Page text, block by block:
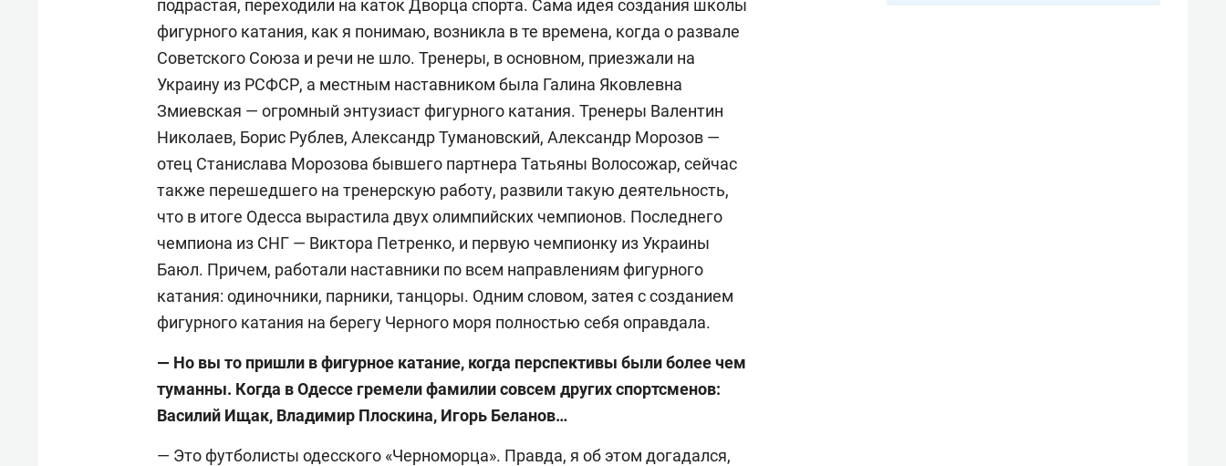
подрастая, переходили на каток Дворца спорта. Сама идея создания школы
фигурного катания, как я понимаю, возникла в те времена, когда о развале
Советского Союза и речи не шло. Тренеры, в основном, приезжали на
Украину из РСФСР, а местным наставником была Галина Яковлевна
Змиевская — огромный энтузиаст фигурного катания. Тренеры Валентин
Николаев, Борис Рублев, Александр Тумановский, Александр Морозов —
отец Станислава Морозова бывшего партнера Татьяны Волосожар, сейчас
также перешедшего на тренерскую работу, развили такую деятельность,
что в итоге Одесса вырастила двух олимпийских чемпионов. Последнего
чемпиона из СНГ — Виктора Петренко, и первую чемпионку из Украины
Баюл. Причем, работали наставники по всем направлениям фигурного
катания: одиночники, парники, танцоры. Одним словом, затея с созданием
фигурного катания на берегу Черного моря полностью себя оправдала.
— Но вы то пришли в фигурное катание, когда перспективы были более чем
туманны. Когда в Одессе гремели фамилии совсем других спортсменов:
Василий Ищак, Владимир Плоскина, Игорь Беланов…
— Это футболисты одесского «Черноморца». Правда, я об этом догадался,